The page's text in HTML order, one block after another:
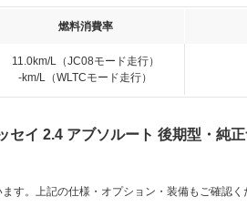
燃料消費率
11.0km/L（JC08モード走行）
-km/L（WLTCモード走行）
セイ 2.4 アブソルート 後期型・純
す。上記の仕様・オプション・装備もご確認く